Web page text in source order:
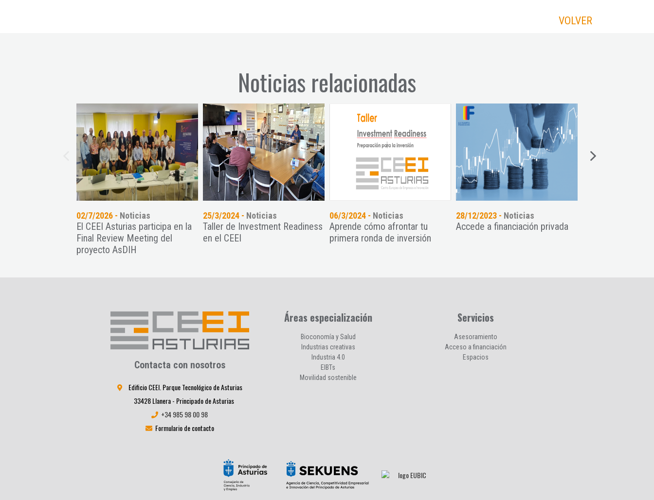
VOLVER
Noticias relacionadas
02/7/2026 - Noticias
El CEEI Asturias participa en la
Final Review Meeting del
proyecto AsDIH
25/3/2024 - Noticias
Taller de Investment Readiness
en el CEEI
06/3/2024 - Noticias
Aprende cómo afrontar tu
primera ronda de inversión
28/12/2023 - Noticias
Accede a financiación privada
Contacta con nosotros
Edificio CEEI. Parque Tecnológico de Asturias
33428 Llanera - Principado de Asturias
+34 985 98 00 98
Formulario de contacto
Áreas especialización
Bioconomía y Salud
Industrias creativas
Industria 4.0
EIBTs
Movilidad sostenible
Servicios
Asesoramiento
Acceso a financiación
Espacios